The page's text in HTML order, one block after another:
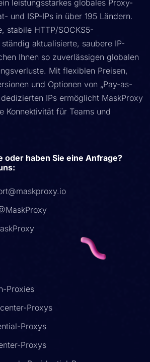
leistungsstarkes globales Proxy-
und ISP-IPs in über 195 Ländern.
stabile HTTP/SOCKS5-
aktualisierte, saubere IP-
Ihnen so zuverlässigen globalen
Mit flexiblen Preisen,
und Optionen von „Pay-as-
IPs ermöglicht MaskProxy
Konnektivität für Teams und
oder haben Sie eine Anfrage?
Proxies
Proxys
Proxys
Proxys